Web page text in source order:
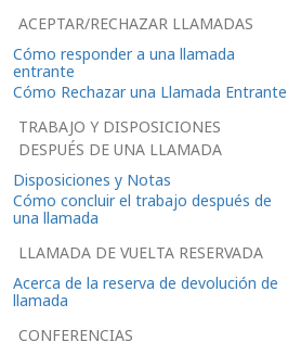
ACEPTAR/RECHAZAR LLAMADAS
Cómo responder a una llamada
entrante
Cómo Rechazar una Llamada Entrante
TRABAJO Y DISPOSICIONES
DESPUÉS DE UNA LLAMADA
Disposiciones y Notas
Cómo concluir el trabajo después de
una llamada
LLAMADA DE VUELTA RESERVADA
Acerca de la reserva de devolución de
llamada
CONFERENCIAS